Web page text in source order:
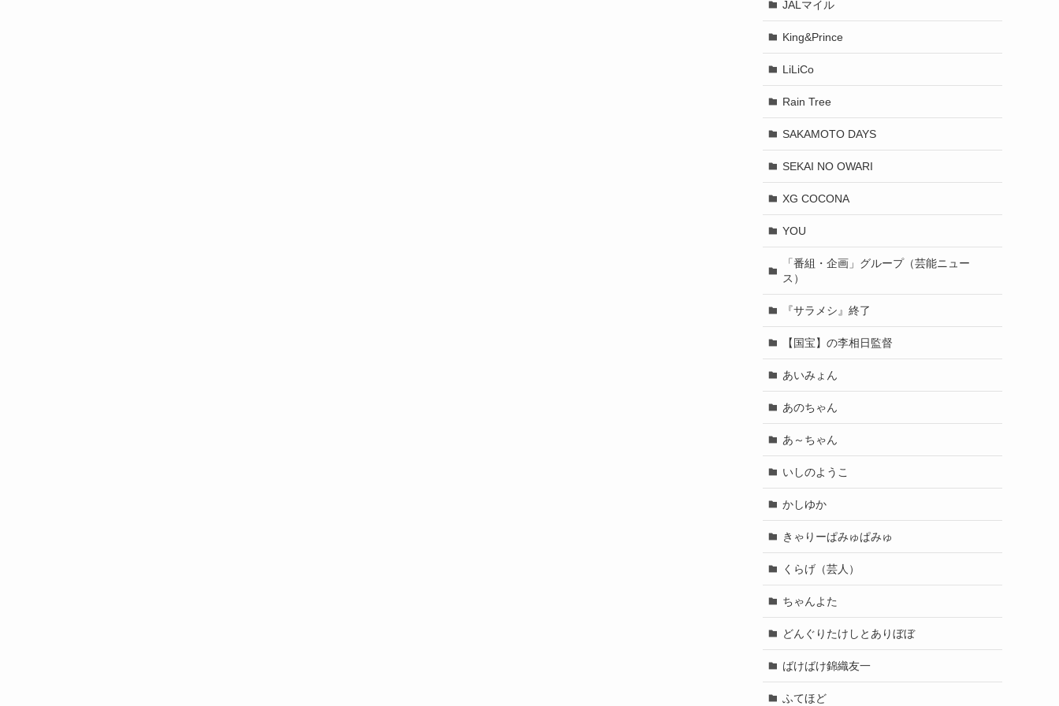
JALマイル
King&Prince
LiLiCo
Rain Tree
SAKAMOTO DAYS
SEKAI NO OWARI
XG COCONA
YOU
「番組・企画」グループ（芸能ニュー
ス）
『サラメシ』終了
【国宝】の李相日監督
あいみょん
あのちゃん
あ～ちゃん
いしのようこ
かしゆか
きゃりーぱみゅぱみゅ
くらげ（芸人）
ちゃんよた
どんぐりたけしとありぼぼ
ばけばけ錦織友一
ふてほど